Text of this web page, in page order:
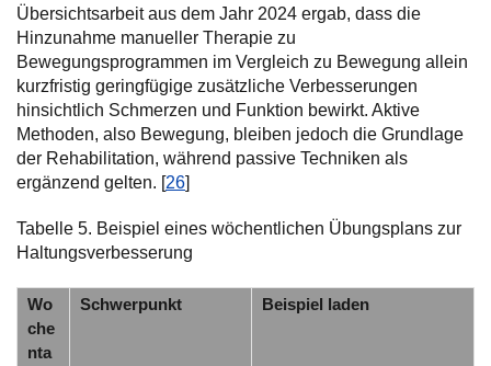
Übersichtsarbeit aus dem Jahr 2024 ergab, dass die
Hinzunahme manueller Therapie zu
Bewegungsprogrammen im Vergleich zu Bewegung allein
kurzfristig geringfügige zusätzliche Verbesserungen
hinsichtlich Schmerzen und Funktion bewirkt. Aktive
Methoden, also Bewegung, bleiben jedoch die Grundlage
der Rehabilitation, während passive Techniken als
ergänzend gelten. [26]
Tabelle 5. Beispiel eines wöchentlichen Übungsplans zur
Haltungsverbesserung
Wo
che
nta
Schwerpunkt Beispiel laden